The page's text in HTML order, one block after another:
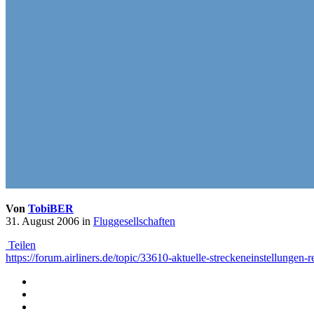
Von TobiBER
31. August 2006 in Fluggesellschaften
Teilen
https://forum.airliners.de/topic/33610-aktuelle-streckeneinstellungen-